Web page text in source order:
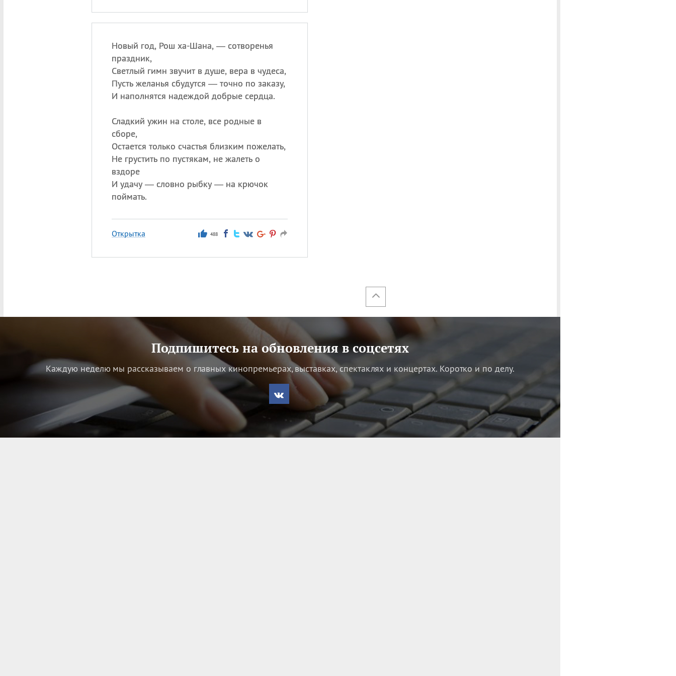
Новый год, Рош ха-Шана, — сотворенья
праздник,
Светлый гимн звучит в душе, вера в чудеса,
Пусть желанья сбудутся — точно по заказу,
И наполнятся надеждой добрые сердца.
Сладкий ужин на столе, все родные в
сборе,
Остается только счастья близким пожелать,
Не грустить по пустякам, не жалеть о
вздоре
И удачу — словно рыбку — на крючок
поймать.
Открытка 488
Подпишитесь на обновления в соцсетях
Каждую неделю мы рассказываем о главных кинопремьерах, выставках, спектаклях и концертах. Коротко и по делу.